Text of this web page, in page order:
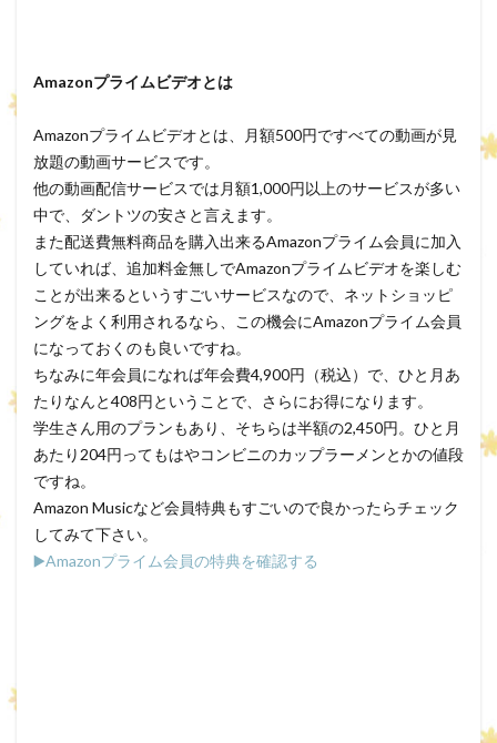
Amazonプライムビデオとは
Amazonプライムビデオとは、月額500円ですべての動画が見
放題の動画サービスです。
他の動画配信サービスでは月額1,000円以上のサービスが多い
中で、ダントツの安さと言えます。
また配送費無料商品を購入出来るAmazonプライム会員に加入
していれば、追加料金無しでAmazonプライムビデオを楽しむ
ことが出来るというすごいサービスなので、ネットショッピ
ングをよく利用されるなら、この機会にAmazonプライム会員
になっておくのも良いですね。
ちなみに年会員になれば年会費4,900円（税込）で、ひと月あ
たりなんと408円ということで、さらにお得になります。
学生さん用のプランもあり、そちらは半額の2,450円。ひと月
あたり204円ってもはやコンビニのカップラーメンとかの値段
ですね。
Amazon Musicなど会員特典もすごいので良かったらチェック
してみて下さい。
▶️Amazonプライム会員の特典を確認する